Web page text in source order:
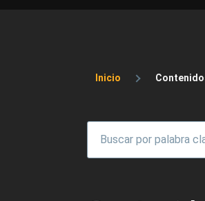
Inicio